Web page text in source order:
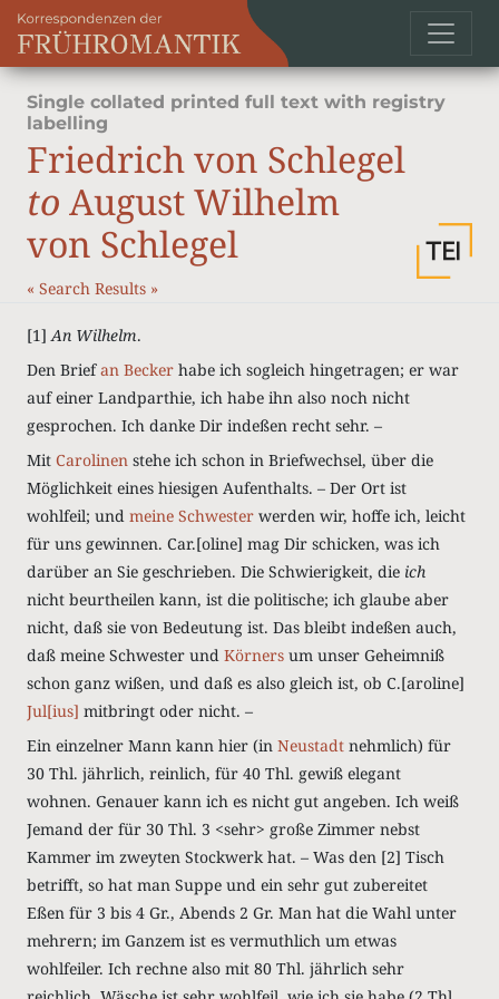
Single collated printed full text with registry
labelling
Friedrich von Schlegel
to August Wilhelm
von Schlegel
« Search Results »
[1]An Wilhelm.
Den Briefan Becker habe ich sogleich hingetragen; er war
auf einer Landparthie, ich habe ihn also noch nicht
gesprochen. Ich danke Dir indeßen recht sehr. –
Mit Carolinen stehe ich schon in Briefwechsel, über die
Möglichkeit eines hiesigen Aufenthalts. – Der Ort ist
wohlfeil; und meine Schwester werden wir, hoffe ich, leicht
für uns gewinnen. Car.[oline] mag Dir schicken, was ich
darüber an Sie geschrieben. Die Schwierigkeit, die ich
nicht beurtheilen kann, ist die politische; ich glaube aber
nicht, daß sie von Bedeutung ist. Das bleibt indeßen auch,
daß meine Schwester und Körners um unser Geheimniß
schon ganz wißen, und daß es also gleich ist, ob C.[aroline]
Jul[ius] mitbringt oder nicht. –
Ein einzelner Mann kann hier (in Neustadt nehmlich) für
30 Thl. jährlich, reinlich, für 40 Thl. gewiß elegant
wohnen. Genauer kann ich es nicht gut angeben. Ich weiß
Jemand der für 30 Thl. 3 <sehr> große Zimmer nebst
Kammer im zweyten Stockwerk hat. – Was den [2] Tisch
betrifft, so hat man Suppe und ein sehr gut zubereitet
Eßen für 3 bis 4 Gr., Abends 2 Gr. Man hat die Wahl unter
mehrern; im Ganzem ist es vermuthlich um etwas
wohlfeiler. Ich rechne also mit 80 Thl. jährlich sehr